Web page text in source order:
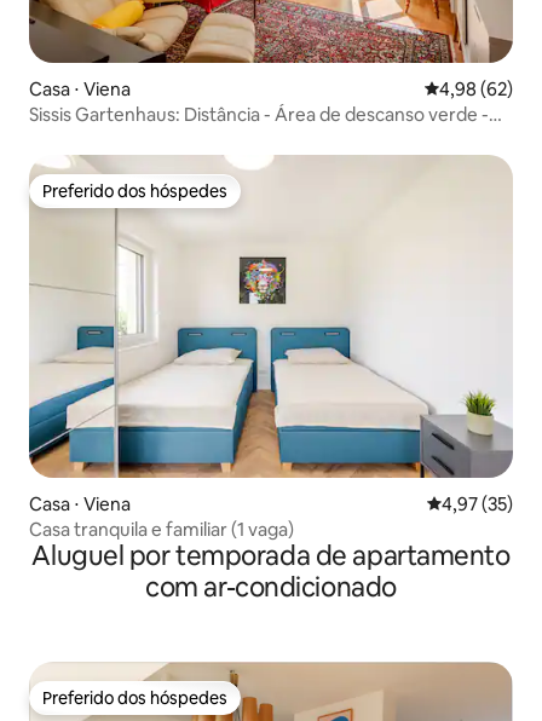
Casa ⋅ Viena 4,98 de uma
4,98 (62)
Sissis Gartenhaus: Distância - Área de descanso verde -
Preferido dos hóspedes
Preferido dos hóspedes
Casa ⋅ Viena 4,97 de uma
4,97 (35)
Casa tranquila e familiar (1 vaga)
Aluguel por temporada de apartamento
com ar-condicionado
Preferido dos hóspedes
Preferido dos hóspedes